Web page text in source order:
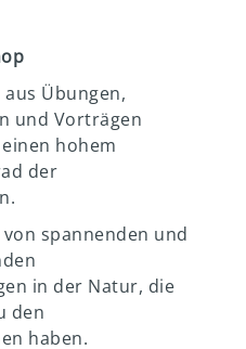
Übungen,
und Vorträgen
hohem
der
spannenden und
in der Natur, die
den
haben.